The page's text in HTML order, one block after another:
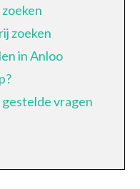
zoeken
in Anloo
vragen